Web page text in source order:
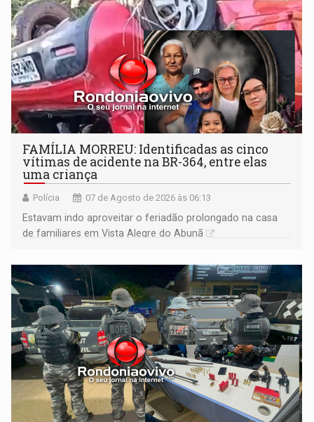
FAMÍLIA MORREU: Identificadas as cinco
vítimas de acidente na BR-364, entre elas
uma criança
Polícia 07 de Agosto de 2026 às 06:13
Estavam indo aproveitar o feriadão prolongado na casa
de familiares em Vista Alegre do Abunã